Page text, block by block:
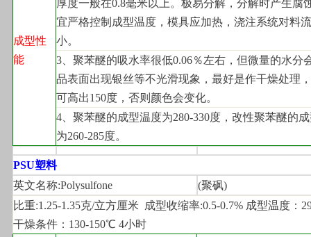
成型性
能
厚度一般在0.8毫米以上。极易分解，分解时产生腐
宜严格控制成型温度，模具应加热，浇注系统对料
小。
3 、聚苯醚的吸水率很低0.06％左右，但微量的水分
品表面出现银丝等不光滑现象，最好是作干燥处理
可高出150度，否则颜色会变化。
4 、聚苯醚的成型温度为280-330度，改性聚苯醚的
为260-285度。
PSU塑料
英文名称:Polysulfone
(聚砜)
比重:1.25-1.35克/立方厘米  成型收缩率:0.5-0.7% 成型温度：
干燥条件：130-150℃ 4小时